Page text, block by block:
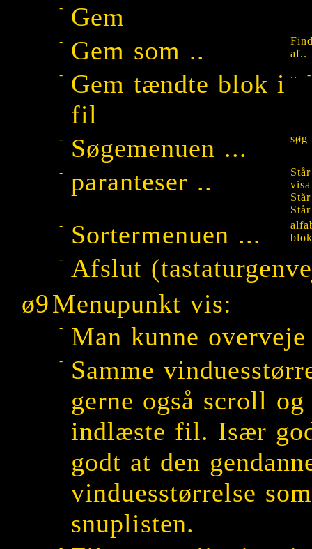
- Gem
- Gem som ..
af..
-
Gem tændte blok i
fil
.. -
- Søgemenuen ... søg
- paranteser ..
-
Sortermenuen ...
-
Afslut
ø9Menupunkt vis:
- Man kunne
-
Samme
gerne også scroll
indlæste fil. Især
godt at den
vinduesstørrelse
snuplisten.